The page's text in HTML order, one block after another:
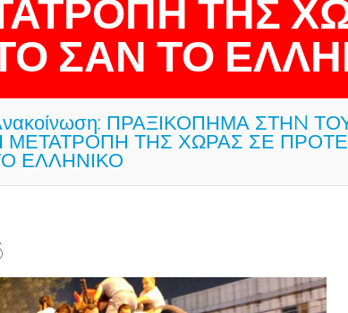
ΤΗΣ
ΣΑΝ ΤΟ
ΠΡΑΞΙΚΟΠΗΜΑ ΣΤΗN
ΜΕΤΑΤΡΟΠΗ ΤΗΣ ΧΩΡΑΣ ΣΕ
ΕΛΛΗΝΙΚΟ